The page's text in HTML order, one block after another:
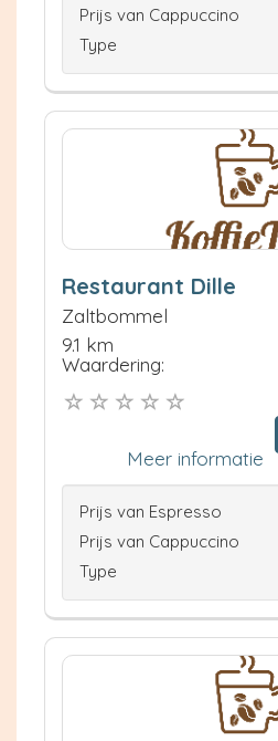
Prijs van Cappuccino
Type
Restaurant Dille
Zaltbommel
9.1 km
Waardering:
Meer informatie
Prijs van Espresso
Prijs van Cappuccino
Type